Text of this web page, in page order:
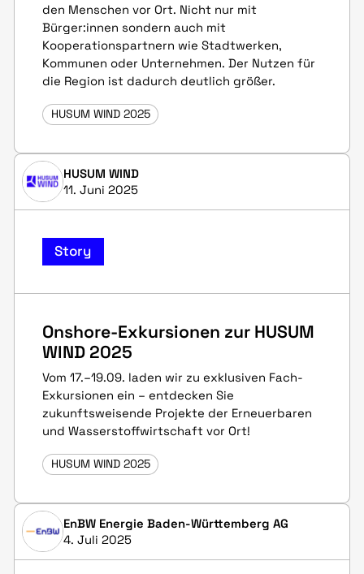
den Menschen vor Ort. Nicht nur mit
Bürger:innen sondern auch mit
Kooperationspartnern wie Stadtwerken,
Kommunen oder Unternehmen. Der Nutzen für
die Region ist dadurch deutlich größer.
HUSUM WIND 2025
HUSUM WIND
11. Juni 2025
Story
Onshore-Exkursionen zur HUSUM
WIND 2025
Vom 17.–19.09. laden wir zu exklusiven Fach-
Exkursionen ein – entdecken Sie
zukunftsweisende Projekte der Erneuerbaren
und Wasserstoffwirtschaft vor Ort!
HUSUM WIND 2025
EnBW Energie Baden-Württemberg AG
4. Juli 2025